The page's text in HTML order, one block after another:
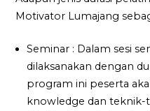
Motivator Lumajang
Seminar : Dalam sesi
dilaksanakan dengan
program ini peserta
knowledge dan teknik-